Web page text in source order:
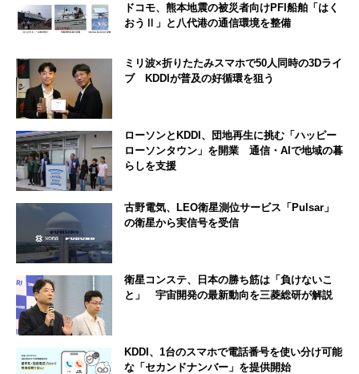
ドコモ、熊本地震の被災者向けPFI船舶「はく
おうⅡ」と八代港の通信環境を整備
ミリ波×折りたたみスマホで50人同時の3Dライ
ブ KDDIが普及の好循環を狙う
ローソンとKDDI、団地再生に挑む「ハッピー
ローソンタウン」を開業 通信・AIで地域の暮
らしを支援
古野電気、LEO衛星測位サービス「Pulsar」
の衛星から実信号を受信
衛星コンステ、日本の勝ち筋は「負けないこ
と」 宇宙開発の最新動向を三菱総研が解説
KDDI、1台のスマホで電話番号を使い分け可能
な「セカンドナンバー」を提供開始